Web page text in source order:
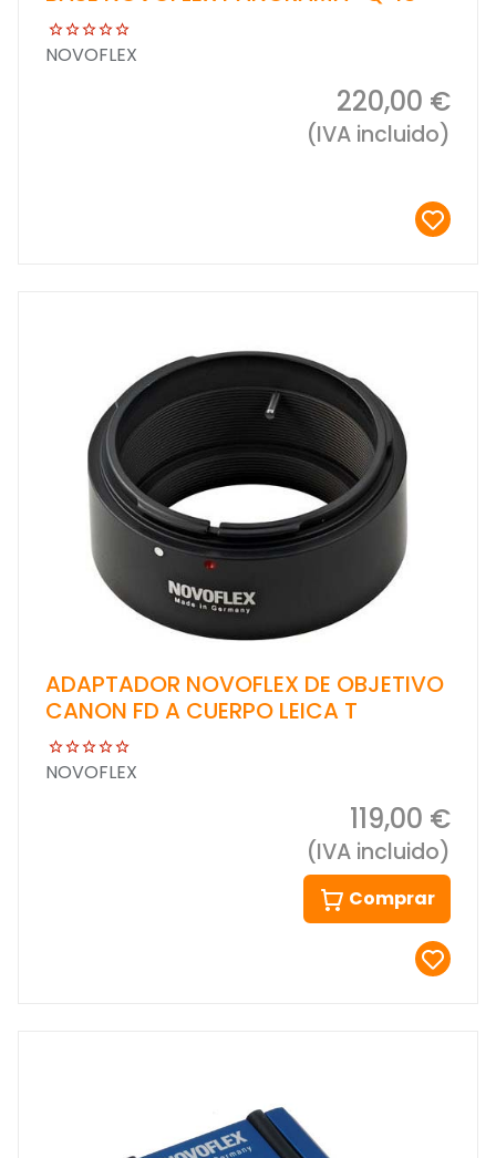
NOVOFLEX
220,00 €
(IVA incluido)
ADAPTADOR NOVOFLEX DE OBJETIVO
CANON FD A CUERPO LEICA T
NOVOFLEX
119,00 €
(IVA incluido)
Comprar